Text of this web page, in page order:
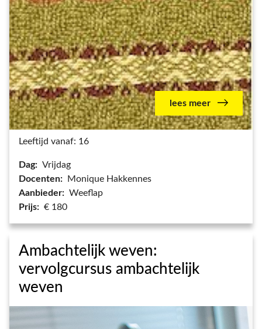
lees meer
Leeftijd vanaf: 16
Dag: Vrijdag
Docenten:
Monique Hakkennes
Aanbieder: Weeflap
Prijs: € 180
Ambachtelijk weven:
vervolgcursus ambachtelijk
weven